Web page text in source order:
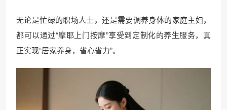
无论是忙碌的职场人士，还是需要调养身体的家庭主妇，
都可以通过“摩耶上门按摩”享受到定制化的养生服务，真
正实现“居家养身，省心省力”。